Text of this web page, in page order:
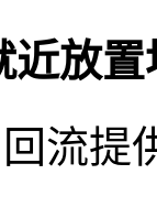
近放置
流提